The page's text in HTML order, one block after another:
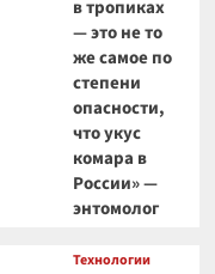
в тропиках
— это не то
же самое по
степени
опасности,
что укус
комара в
России» —
энтомолог
Технологии